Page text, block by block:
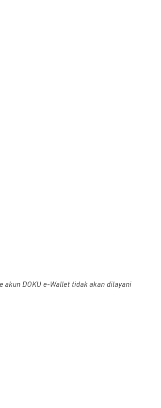
akun DOKU e-Wallet tidak akan dilayani